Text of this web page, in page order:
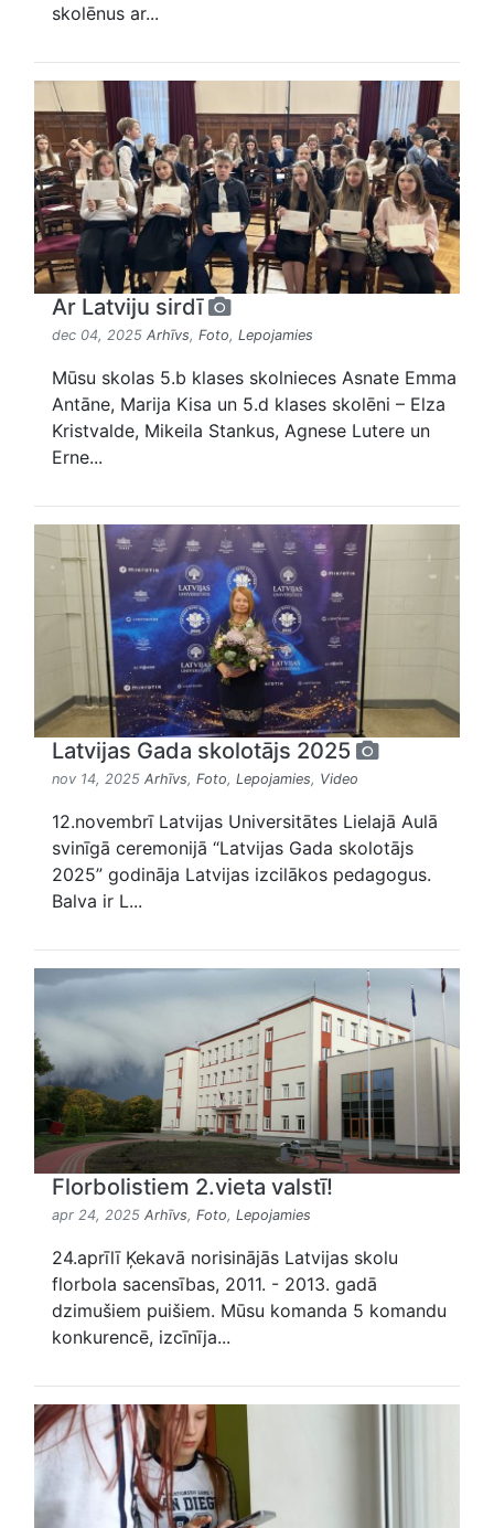
skolēnus ar...
Ar Latviju sirdī
dec 04, 2025 Arhīvs, Foto, Lepojamies
Mūsu skolas 5.b klases skolnieces Asnate Emma
Antāne, Marija Kisa un 5.d klases skolēni – Elza
Kristvalde, Mikeila Stankus, Agnese Lutere un
Erne...
Latvijas Gada skolotājs 2025
nov 14, 2025 Arhīvs, Foto, Lepojamies, Video
12.novembrī Latvijas Universitātes Lielajā Aulā
svinīgā ceremonijā “Latvijas Gada skolotājs
2025” godināja Latvijas izcilākos pedagogus.
Balva ir L...
Florbolistiem 2.vieta valstī!
apr 24, 2025 Arhīvs, Foto, Lepojamies
24.aprīlī Ķekavā norisinājās Latvijas skolu
florbola sacensības, 2011. - 2013. gadā
dzimušiem puišiem. Mūsu komanda 5 komandu
konkurencē, izcīnīja...